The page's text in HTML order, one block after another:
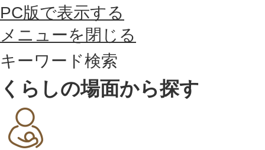
PC版で表示する
メニューを閉じる
キーワード検索
くらしの場面から探す